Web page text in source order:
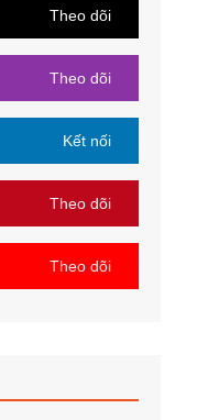
Theo dõi
Theo dõi
Kết nối
Theo dõi
Theo dõi